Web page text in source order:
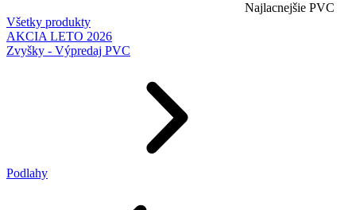
Najlacnejšie PVC
Všetky produkty
AKCIA LETO 2026
Zvyšky - Výpredaj PVC
Podlahy